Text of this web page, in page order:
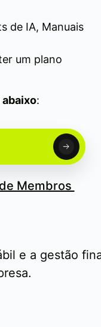
de IA, Manuais
um plano
:
Membros
e a gestão